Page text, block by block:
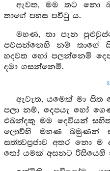
ඇවත, මම තට නො
තාගේ පහස පවිටු ය.
මහණ, තා පැන
පවසන්නෙහි නම් තාගේ
හදවත හෝ පලන්නෙමි
දමා ගසන්නෙමි.
ඇවැත, යමෙක් මා සිත
පලා නම්, දෙපයැ හෝ
එබන්දකු මම දෙවියන්
ලොව්හි මහණ බමුණන්
සත්ත්‍වප්‍රජාව අතර නො
තෝ යමක් අසනට රිසියෙහි